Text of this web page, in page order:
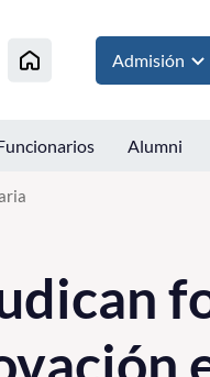
Admisión
Alumni